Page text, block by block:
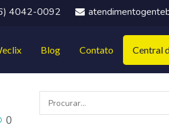
4042-0092
Blog Contato Central
0